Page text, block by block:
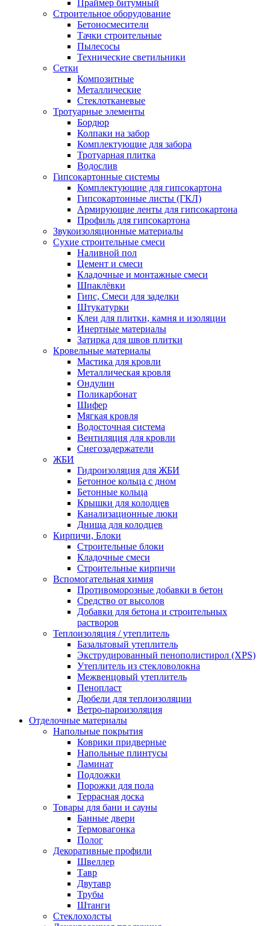
Праймер битумный
Строительное оборудование
Бетоносмесители
Тачки строительные
Пылесосы
Технические светильники
Сетки
Композитные
Металлические
Стеклотканевые
Тротуарные элементы
Бордюр
Колпаки на забор
Комплектующие для забора
Тротуарная плитка
Водослив
Гипсокартонные системы
Комплектующие для гипсокартона
Гипсокартонные листы (ГКЛ)
Армирующие ленты для гипсокартона
Профиль для гипсокартона
Звукоизоляционные материалы
Сухие строительные смеси
Наливной пол
Цемент и смеси
Кладочные и монтажные смеси
Шпаклёвки
Гипс, Смеси для заделки
Штукатурки
Клеи для плитки, камня и изоляции
Инертные материалы
Затирка для швов плитки
Кровельные материалы
Мастика для кровли
Металлическая кровля
Ондулин
Поликарбонат
Шифер
Мягкая кровля
Водосточная система
Вентиляция для кровли
Снегозадержатели
ЖБИ
Гидроизоляция для ЖБИ
Бетонное кольца с дном
Бетонные кольца
Крышки для колодцев
Канализационные люки
Днища для колодцев
Кирпичи, Блоки
Строительные блоки
Кладочные смеси
Строительные кирпичи
Вспомогательная химия
Противоморозные добавки в бетон
Средство от высолов
Добавки для бетона и строительных
растворов
Теплоизоляция / утеплитель
Базальтовый утеплитель
Экструдированный пенополистирол (XPS)
Утеплитель из стекловолокна
Межвенцовый утеплитель
Пенопласт
Дюбели для теплоизоляции
Ветро-пароизоляция
Отделочные материалы
Напольные покрытия
Коврики придверные
Напольные плинтусы
Ламинат
Подложки
Порожки для пола
Террасная доска
Товары для бани и сауны
Банные двери
Термовагонка
Полог
Декоративные профили
Швеллер
Тавр
Двутавр
Трубы
Штанги
Стеклохолсты